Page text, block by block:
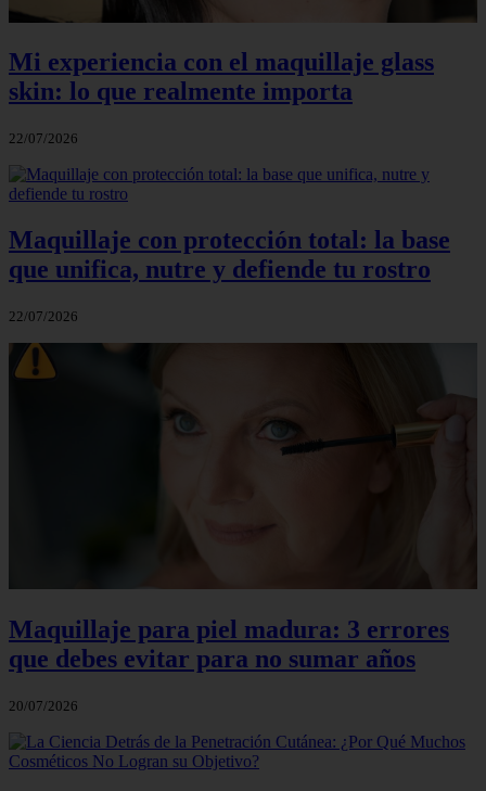
Mi experiencia con el maquillaje glass
skin: lo que realmente importa
22/07/2026
Maquillaje con protección total: la base
que unifica, nutre y defiende tu rostro
22/07/2026
Maquillaje para piel madura: 3 errores
que debes evitar para no sumar años
20/07/2026